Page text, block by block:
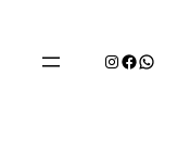
Instagram